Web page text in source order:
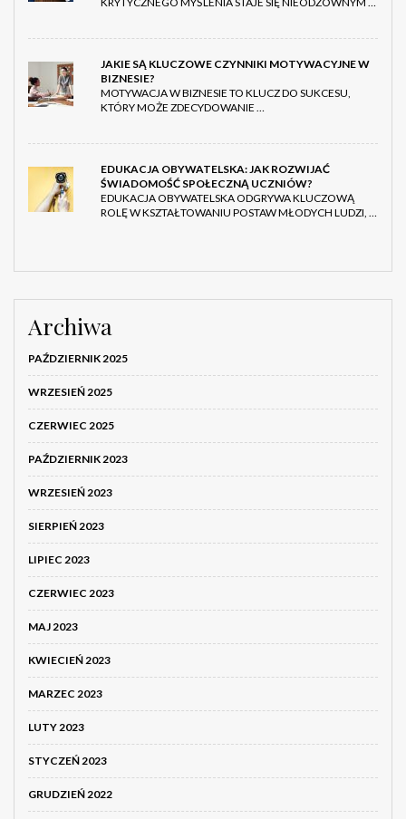
JAKIE SĄ KLUCZOWE CZYNNIKI MOTYWACYJNE W
BIZNESIE?
MOTYWACJA W BIZNESIE TO KLUCZ DO SUKCESU,
KTÓRY MOŻE ZDECYDOWANIE …
EDUKACJA OBYWATELSKA: JAK ROZWIJAĆ
ŚWIADOMOŚĆ SPOŁECZNĄ UCZNIÓW?
EDUKACJA OBYWATELSKA ODGRYWA KLUCZOWĄ
ROLĘ W KSZTAŁTOWANIU POSTAW MŁODYCH LUDZI, …
Archiwa
PAŹDZIERNIK 2025
WRZESIEŃ 2025
CZERWIEC 2025
PAŹDZIERNIK 2023
WRZESIEŃ 2023
SIERPIEŃ 2023
LIPIEC 2023
CZERWIEC 2023
MAJ 2023
KWIECIEŃ 2023
MARZEC 2023
LUTY 2023
STYCZEŃ 2023
GRUDZIEŃ 2022